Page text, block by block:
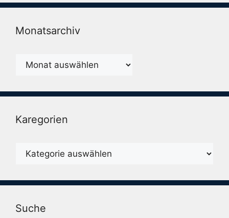
Monatsarchiv
Monatsarchiv
Karegorien
Karegorien
Suche